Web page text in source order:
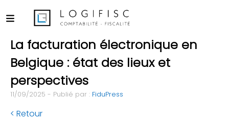
La facturation électronique en
Belgique : état des lieux et
perspectives
11/09/2025 - Publié par : FiduPress
< Retour